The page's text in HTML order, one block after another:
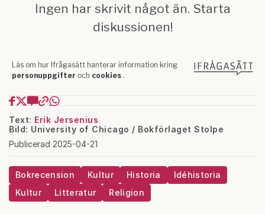
Text: Erik Jersenius
Bild: University of Chicago / Bokförlaget Stolpe
Publicerad 2025-04-21
Bokrecension Kultur Historia
Idéhistoria
Kultur
Litteratur Religion